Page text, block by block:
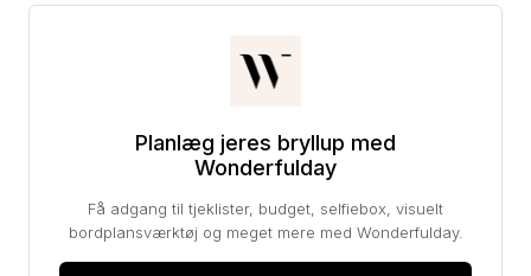
Planlæg jeres bryllup med
Wonderfulday
Få adgang til tjeklister, budget, selfiebox, visuelt
bordplansværktøj og meget mere med Wonderfulday.